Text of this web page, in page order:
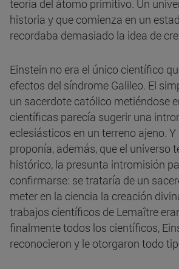
teoría del átomo primitivo. Un
historia y que comienza en un
recordaba demasiado la idea de
Einstein no era el único científico
efectos del síndrome Galileo. El
un sacerdote católico metiéndose
científicas parecía sugerir una
eclesiásticos en un terreno ajeno.
proponía, además, que el universo
histórico, la presunta intromisión
confirmarse: se trataría de un
meter en la ciencia la creación
trabajos científicos de Lemaître
finalmente todos los científicos,
reconocieron y le otorgaron todo